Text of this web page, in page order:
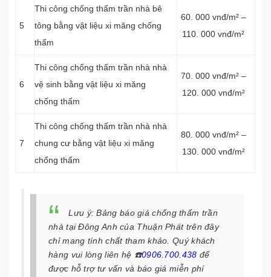
5
Thi công chống thấm trần nhà bê
tông bằng vật liệu xi măng chống
thấm
60. 000 vnđ/m² –
110. 000 vnđ/m²
6
Thi công chống thấm trần nhà nhà
vệ sinh bằng vật liệu xi măng
chống thấm
70. 000 vnđ/m² –
120. 000 vnđ/m²
7
Thi công chống thấm trần nhà nhà
chung cư bằng vật liệu xi măng
chống thấm
80. 000 vnđ/m² –
130. 000 vnđ/m²
Lưu ý: Bảng báo giá chống thấm trần
nhà tại Đông Anh của Thuận Phát trên đây
chỉ mang tính chất tham khảo. Quý khách
hàng vui lòng liên hệ ☎️0906.700.438 để
được hỗ trợ tư vấn và báo giá miễn phí